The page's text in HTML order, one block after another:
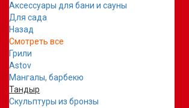
Аксессуары для бани и сауны
Для сада
Назад
Смотреть все
Грили
Astov
Мангалы, барбекю
Тандыр
Скульптуры из бронзы